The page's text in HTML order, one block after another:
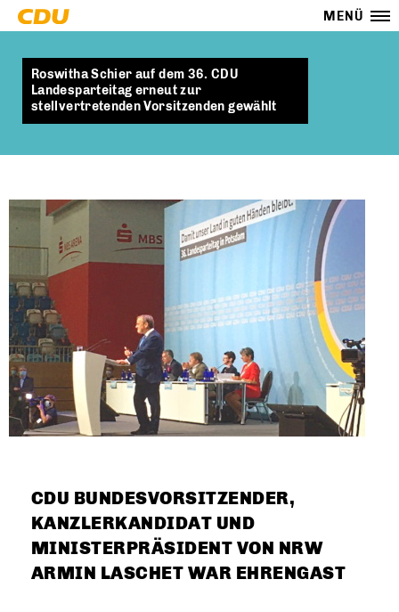
MENÜ
Roswitha Schier auf dem 36. CDU
Landesparteitag erneut zur
stellvertretenden Vorsitzenden gewählt
CDU BUNDESVORSITZENDER,
KANZLERKANDIDAT UND
MINISTERPRÄSIDENT VON NRW
ARMIN LASCHET WAR EHRENGAST